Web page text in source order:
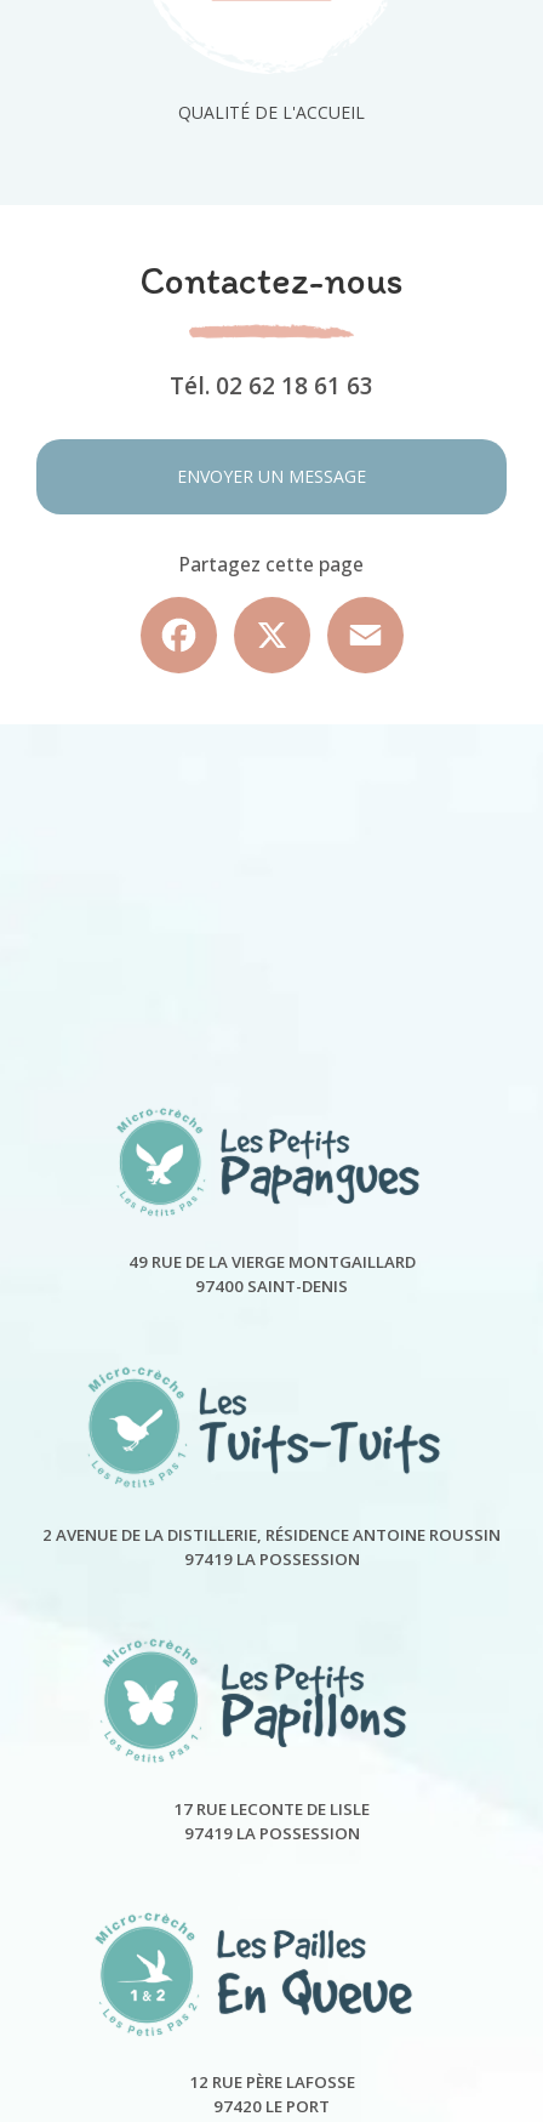
QUALITÉ DE L'ACCUEIL
Contactez-nous
Tél. 02 62 18 61 63
ENVOYER UN MESSAGE
Partagez cette page
Facebook
49 RUE DE LA VIERGE MONTGAILLARD
97400 SAINT-DENIS
2 AVENUE DE LA DISTILLERIE, RÉSIDENCE ANTOINE ROUSSIN
97419 LA POSSESSION
17 RUE LECONTE DE LISLE
97419 LA POSSESSION
12 RUE PÈRE LAFOSSE
97420 LE PORT